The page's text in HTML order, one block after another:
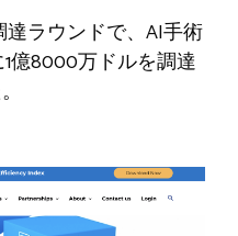
達ラウンドで、AI手術
億8000万ドルを調達